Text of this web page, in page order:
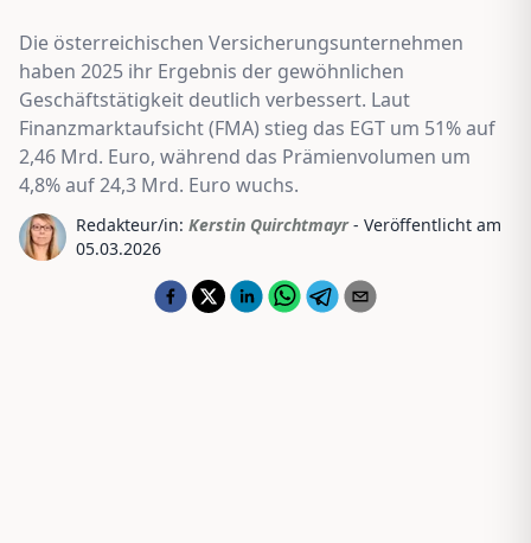
Die österreichischen Versicherungsunternehmen
haben 2025 ihr Ergebnis der gewöhnlichen
Geschäftstätigkeit deutlich verbessert. Laut
Finanzmarktaufsicht (FMA) stieg das EGT um 51% auf
2,46 Mrd. Euro, während das Prämienvolumen um
4,8% auf 24,3 Mrd. Euro wuchs.
Redakteur/in: Kerstin Quirchtmayr - Veröffentlicht am
05.03.2026